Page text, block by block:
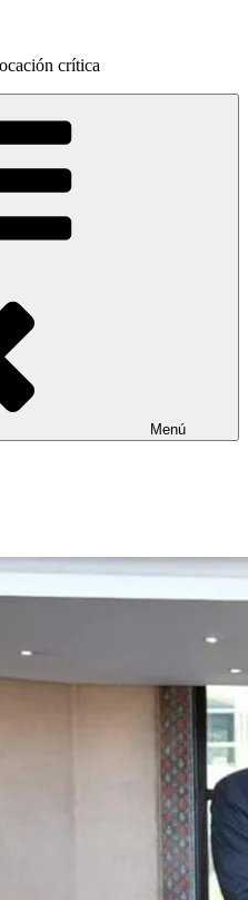
crítica
Menú